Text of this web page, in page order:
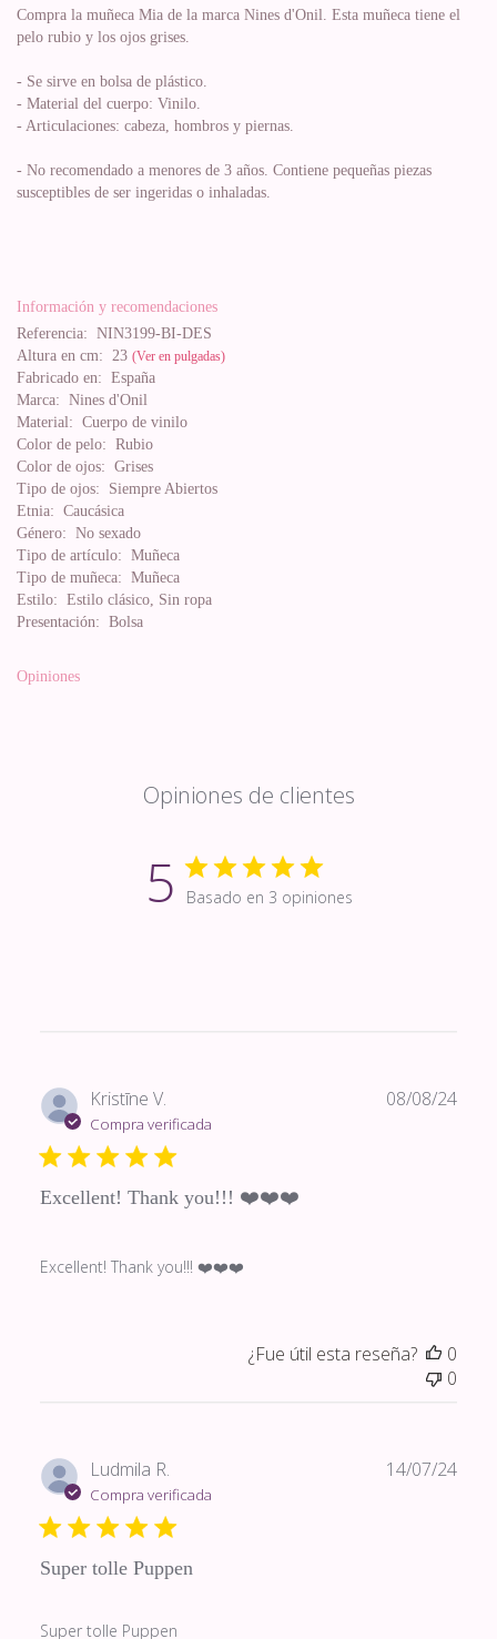
Compra la muñeca Mia de la marca Nines d'Onil. Esta muñeca tiene el
pelo rubio y los ojos grises.
- Se sirve en bolsa de plástico.
- Material del cuerpo: Vinilo.
- Articulaciones: cabeza, hombros y piernas.
- No recomendado a menores de 3 años. Contiene pequeñas piezas
susceptibles de ser ingeridas o inhaladas.
Información y recomendaciones
Referencia: NIN3199-BI-DES
Altura en cm: 23 (Ver en pulgadas)
Fabricado en: España
Marca: Nines d'Onil
Material: Cuerpo de vinilo
Color de pelo: Rubio
Color de ojos: Grises
Tipo de ojos: Siempre Abiertos
Etnia: Caucásica
Género: No sexado
Tipo de artículo: Muñeca
Tipo de muñeca: Muñeca
Estilo: Estilo clásico, Sin ropa
Presentación: Bolsa
Opiniones
Opiniones de clientes
5 Basado en 3 opiniones
Kristīne V.
Compra verificada
Excellent! Thank you!!! ❤️❤️❤️
Excellent! Thank you!!! ❤️❤️❤️
08/08/24
¿Fue útil esta reseña?
0
0
Ludmila R.
Compra verificada
Super tolle Puppen
Super tolle Puppen
14/07/24